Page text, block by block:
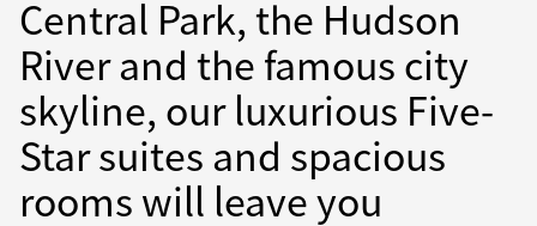
Central Park, the Hudson
River and the famous city
skyline, our luxurious Five-
Star suites and spacious
rooms will leave you